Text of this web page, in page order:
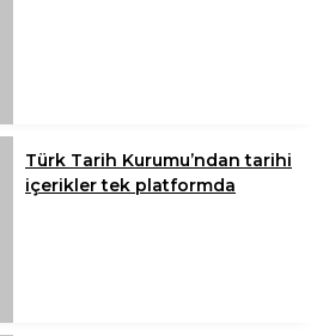
Türk Tarih Kurumu’ndan tarihi
içerikler tek platformda